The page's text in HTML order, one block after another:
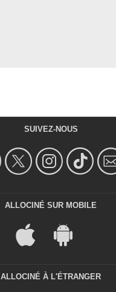
SUIVEZ-NOUS
ALLOCINÉ SUR MOBILE
ALLOCINÉ À L'ÉTRANGER